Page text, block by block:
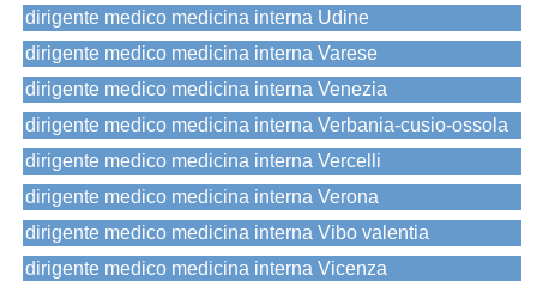
dirigente medico medicina interna Udine
dirigente medico medicina interna Varese
dirigente medico medicina interna Venezia
dirigente medico medicina interna Verbania-cusio-ossola
dirigente medico medicina interna Vercelli
dirigente medico medicina interna Verona
dirigente medico medicina interna Vibo valentia
dirigente medico medicina interna Vicenza